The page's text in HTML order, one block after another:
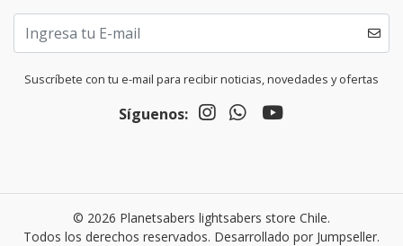
Suscríbete con tu e-mail para recibir noticias, novedades y ofertas
Síguenos:
© 2026 Planetsabers lightsabers store Chile.
Todos los derechos reservados. Desarrollado por Jumpseller.